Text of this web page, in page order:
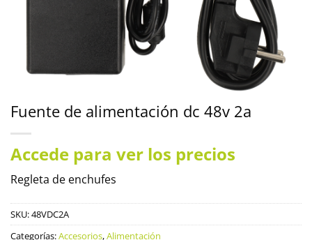
Fuente de alimentación dc 48v 2a
Accede para ver los precios
Regleta de enchufes
SKU:48VDC2A
Categorías:Accesorios,Alimentación